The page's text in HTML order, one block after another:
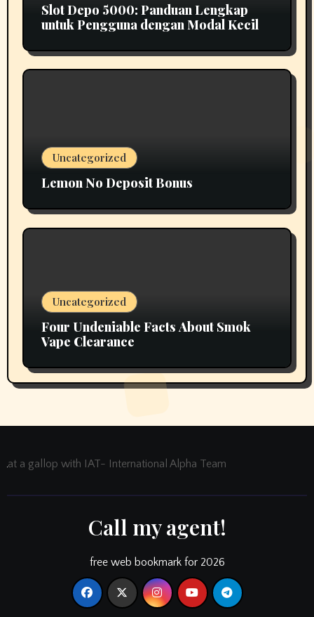
Slot Depo 5000: Panduan Lengkap
untuk Pengguna dengan Modal Kecil
Uncategorized
Lemon No Deposit Bonus
Uncategorized
Four Undeniable Facts About Smok
Vape Clearance
at a gallop with IAT- International Alpha Team
Call my agent!
free web bookmark for 2026